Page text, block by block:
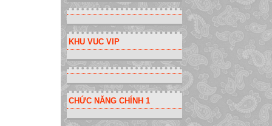
KHU VUC VIP
CHỨC NĂNG CHÍNH 1
Mức 3 : mức
Mức 4 : mức
Nháy Lessons
Chọn mức
chuột lên biểu
e) Luyện gõ bàn
2. Luyện tập
Gõ phím theo